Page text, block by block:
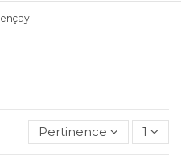
Pertinence 1